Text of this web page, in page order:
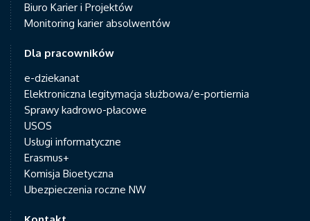
Biuro Karier i Projektów
Monitoring karier absolwentów
Dla pracowników
e-dziekanat
Elektroniczna legitymacja służbowa/e-portiernia
Sprawy kadrowo-płacowe
USOS
Usługi informatyczne
Erasmus+
Komisja Bioetyczna
Ubezpieczenia roczne NW